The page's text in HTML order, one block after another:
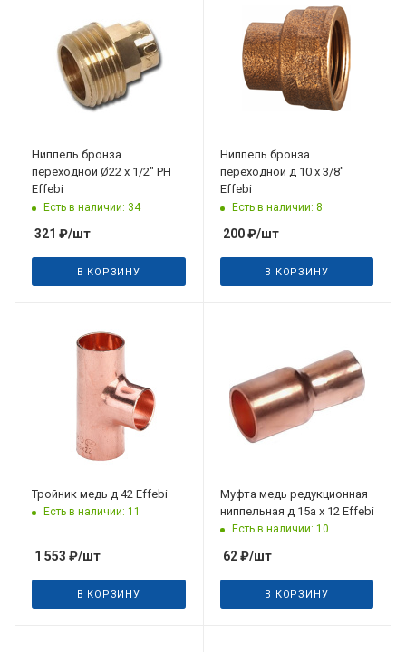
31.08.2026
Ниппель бронза
переходной Ø22 x 1/2" PH
Effebi
Есть в наличии: 34
321 ₽/шт
В КОРЗИНУ
Ниппель бронза
переходной д 10 x 3/8"
Effebi
Есть в наличии: 8
200₽/шт
В КОРЗИНУ
Тройник медь д 42 Effebi
Есть в наличии: 11
1 553 ₽/шт
В КОРЗИНУ
Муфта медь редукционная
ниппельная д 15a х 12 Effebi
Есть в наличии: 10
62₽/шт
В КОРЗИНУ